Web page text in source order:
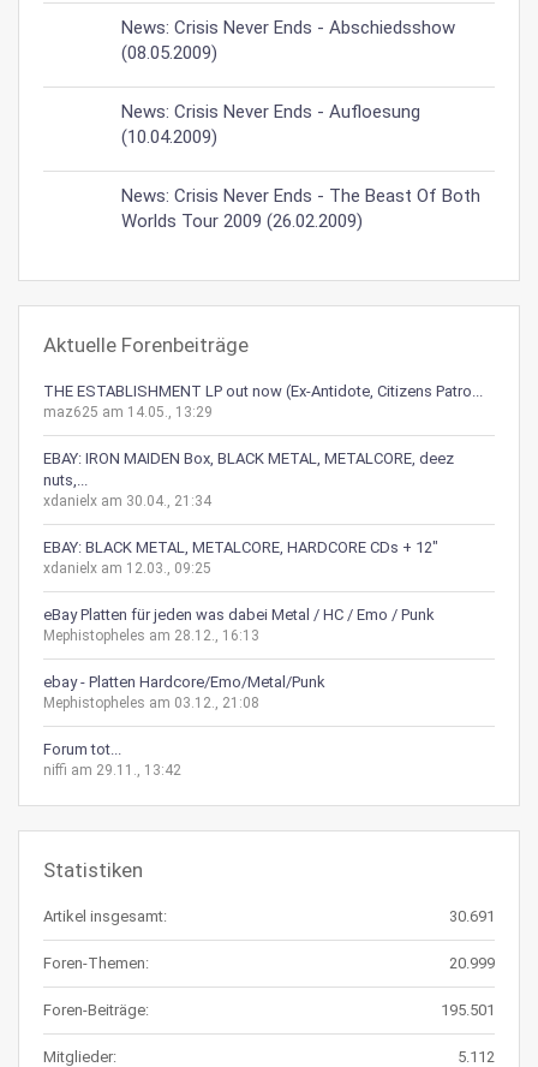
News: Crisis Never Ends - Abschiedsshow
(08.05.2009)
News: Crisis Never Ends - Aufloesung
(10.04.2009)
News: Crisis Never Ends - The Beast Of Both
Worlds Tour 2009 (26.02.2009)
Aktuelle Forenbeiträge
THE ESTABLISHMENT LP out now (Ex-Antidote, Citizens Patro...
maz625 am 14.05., 13:29
EBAY: IRON MAIDEN Box, BLACK METAL, METALCORE, deez
nuts,...
xdanielx am 30.04., 21:34
EBAY: BLACK METAL, METALCORE, HARDCORE CDs + 12"
xdanielx am 12.03., 09:25
eBay Platten für jeden was dabei Metal / HC / Emo / Punk
Mephistopheles am 28.12., 16:13
ebay - Platten Hardcore/Emo/Metal/Punk
Mephistopheles am 03.12., 21:08
Forum tot...
niffi am 29.11., 13:42
Statistiken
Artikel insgesamt: 30.691
Foren-Themen: 20.999
Foren-Beiträge: 195.501
Mitglieder: 5.112